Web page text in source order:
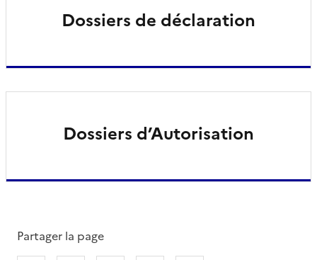
Dossiers de déclaration
Dossiers d’Autorisation
Partager la page